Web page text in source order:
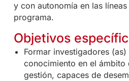
y con autonomía en las
programa.
Objetivos
Formar investigadores
conocimiento en el ámbito
gestión, capaces de